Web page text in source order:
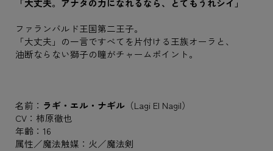
「大丈夫。アナタの力になれるなら、とてもうれシイ」
ファランバルド王国第二王子。
「大丈夫」の一言ですべてを片付ける王族オーラと、
油断ならない獅子の瞳がチャームポイント。
名前： ラギ・エル・ナギル （Lagi El Nagil）
CV：柿原徹也
年齢：16
属性／魔法触媒：火／魔法剣